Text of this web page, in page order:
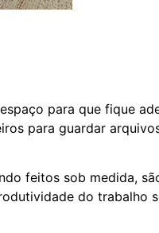
para que fique
para guardar
feitos sob medida,
do trabalho